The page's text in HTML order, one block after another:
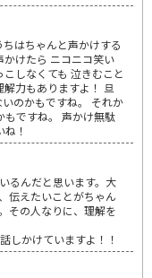
はちゃんと声かけする
かけたら ニコニコ笑い
しなくても 泣きむこと
力もありますよ！ 旦
のかもですね。 それか
もですね。 声かけ無駄
！
るんだと思います。大
伝えたいことがちゃん
その人なりに、理解を
しかけていますよ！！